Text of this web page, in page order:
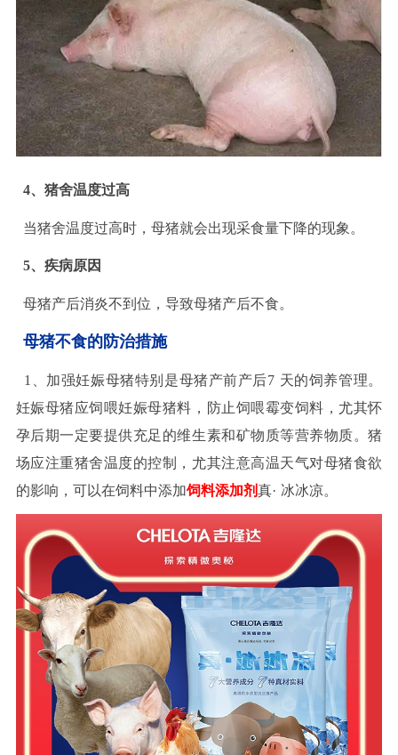
4、猪舍温度过高
当猪舍温度过高时，母猪就会出现采食量下降的现象。
5、疾病原因
母猪产后消炎不到位，导致母猪产后不食。
母猪不食的防治措施
1 、加强妊娠母猪特别是母猪产前产后7 天的饲养管理。
妊娠母猪应饲喂妊娠母猪料，防止饲喂霉变饲料，尤其怀
孕后期一定要提供充足的维生素和矿物质等营养物质。猪
场应注重猪舍温度的控制，尤其注意高温天气对母猪食欲
的影响，可以在饲料中添加饲料添加剂真· 冰冰凉。